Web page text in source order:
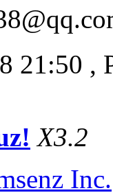
21:50 ,
X3.2
Inc.